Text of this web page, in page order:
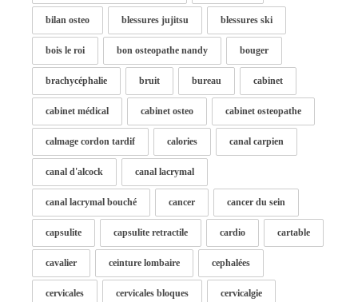
bilan osteo blessures jujitsu blessures ski
bois le roi bon osteopathe nandy bouger
brachycéphalie bruit bureau cabinet
cabinet médical cabinet osteo cabinet osteopathe
calmage cordon tardif calories canal carpien
canal d'alcock canal lacrymal
canal lacrymal bouché cancer cancer du sein
capsulite capsulite retractile cardio cartable
cavalier ceinture lombaire cephalées
cervicales cervicales bloques cervicalgie